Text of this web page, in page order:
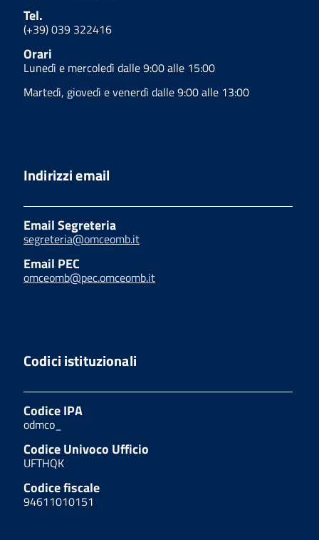
Tel.
(+39) 039 322416
Orari
Lunedì e mercoledì dalle 9:00 alle 15:00
Martedì, giovedì e venerdì dalle 9:00 alle 13:00
Indirizzi email
Email Segreteria
segreteria@omceomb.it
Email PEC
omceomb@pec.omceomb.it
Codici istituzionali
Codice IPA
odmco_
Codice Univoco Ufficio
UFTHQK
Codice fiscale
94611010151